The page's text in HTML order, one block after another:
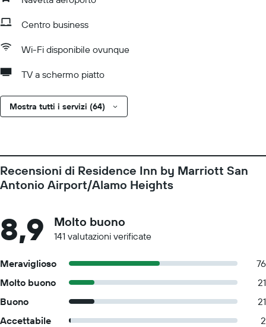
Centro business
Wi-Fi disponibile ovunque
TV a schermo piatto
Mostra tutti i servizi (64)
Recensioni di Residence Inn by Marriott San
Antonio Airport/Alamo Heights
8,9 Molto buono
141 valutazioni verificate
Meraviglioso
76
Molto buono
21
Buono
21
Accettabile
2